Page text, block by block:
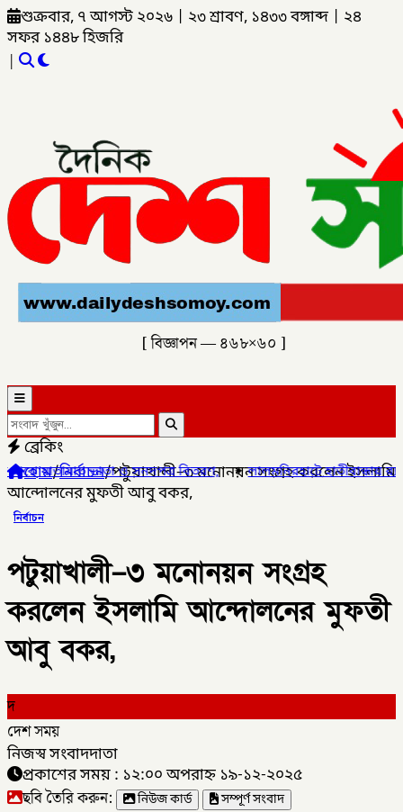
শুক্রবার, ৭ আগস্ট ২০২৬ ২৩ শ্রাবণ, ১৪৩৩ বঙ্গাব্দ
২৪
সফর ১৪৪৮ হিজরি
|
[ বিজ্ঞাপন — ৪৬৮×৬০ ]
ব্রেকিং
ভাতা ও সনদপত্র বিতরণ,✦লালমনিরহাটে হাতীবান্ধায় র‌্যাব-১৩
হোম/নির্বাচন/পটুয়াখালী–৩ মনোনয়ন সংগ্রহ করলেন ইসলামি
আন্দোলনের মুফতী আবু বকর,
নির্বাচন
পটুয়াখালী–৩ মনোনয়ন সংগ্রহ
করলেন ইসলামি আন্দোলনের মুফতী
আবু বকর,
দ
দেশ সময়
নিজস্ব সংবাদদাতা
প্রকাশের সময় : ১২:০০ অপরাহ্ন ১৯-১২-২০২৫
ছবি তৈরি করুন: নিউজ কার্ড
সম্পূর্ণ সংবাদ